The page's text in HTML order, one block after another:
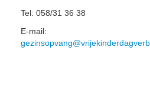
Tel: 058/31 36 38
E-mail: